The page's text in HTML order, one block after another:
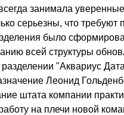
занимала
серьезны, что требуют
было
всей структуры
"Аквариус
Леонид
штата компании
на плечи новой